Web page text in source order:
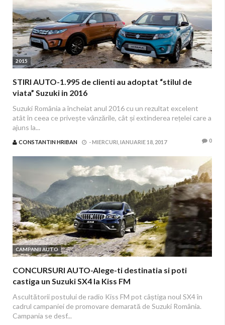
2015
STIRI AUTO-1.995 de clienti au adoptat “stilul de
viata” Suzuki in 2016
Suzuki România a încheiat anul 2016 cu un rezultat excelent
atât în ceea ce privește vânzările, cât și extinderea rețelei care a
ajuns la...
CONSTANTIN HRIBAN -MIERCURI, IANUARIE 18, 2017 0
CAMPANII AUTO
CONCURSURI AUTO-Alege-ti destinatia si poti
castiga un Suzuki SX4 la Kiss FM
Ascultătorii postului de radio Kiss FM pot câștiga noul SX4 în
cadrul campaniei de promovare demarată de Suzuki România.
Campania se desf...